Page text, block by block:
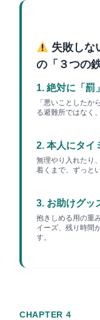
失敗しな
の「３つの鉄
1. 絶対に「罰
「悪いことしたか
る避難所ではなく
2. 本人にタイ
無理やり入れたり
着くまで、ずっと
3. お助けグッ
抱きしめる用の重
イーズ、残り時間
す。
CHAPTER 4